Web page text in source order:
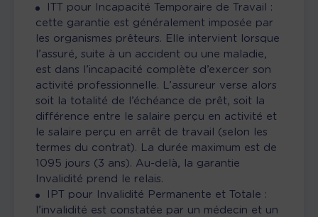
ITT pour Incapacité Temporaire de Travail :
cette garantie est généralement imposée par
les organismes prêteurs. Elle intervient lorsque
l’assuré, suite à un accident ou une maladie,
est dans l’incapacité complète d’exercer son
activité professionnelle. L’assureur verse alors
soit la totalité de l’échéance de prêt, soit la
différence entre le salaire perçu en activité et
le salaire perçu en arrêt de travail (selon les
termes du contrat). La durée maximum est de
1095 jours (3 ans). Au-delà, la garantie
Invalidité prend le relais.
IPT pour Invalidité Permanente et Totale :
l’invalidité est constatée par un médecin et un